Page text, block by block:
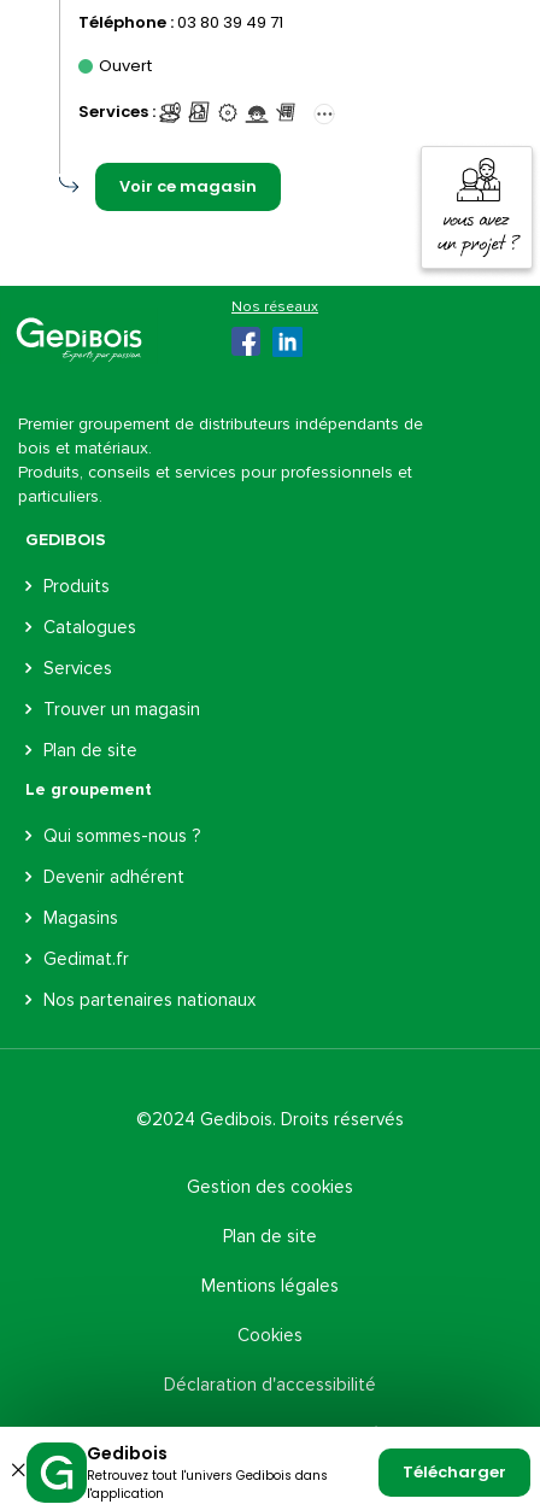
Téléphone :03 80 39 49 71
Ouvert
Services :
Voir ce magasin
Premier groupement de distributeurs indépendants de
bois et matériaux.
Produits, conseils et services pour professionnels et
particuliers.
GEDIBOIS
Produits
Catalogues
Services
Trouver un magasin
Plan de site
Le groupement
Qui sommes-nous ?
Devenir adhérent
Magasins
Gedimat.fr
Nos partenaires nationaux
©2024 Gedibois. Droits réservés
Gestion des cookies
Plan de site
Mentions légales
Cookies
Déclaration d'accessibilité
Politique de confidentialité
Fermer
Gedibois
Retrouvez tout l'univers Gedibois dans
l'application
Télécharger